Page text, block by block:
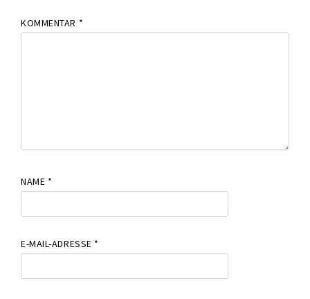
KOMMENTAR *
NAME *
E-MAIL-ADRESSE *